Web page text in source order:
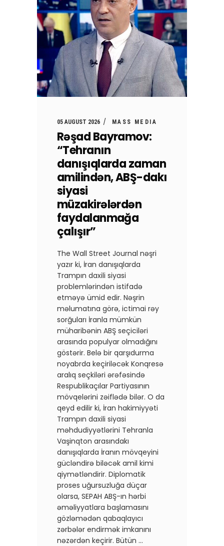
05 AUGUST 2026 MASS MEDIA
Rəşad Bayramov:
“Tehranın
danışıqlarda zaman
amilindən, ABŞ-dakı
siyasi
müzakirələrdən
faydalanmağa
çalışır”
The Wall Street Journal nəşri
yazır ki, İran danışıqlarda
Trampın daxili siyasi
problemlərindən istifadə
etməyə ümid edir. Nəşrin
məlumatına görə, ictimai rəy
sorğuları İranla mümkün
müharibənin ABŞ seçiciləri
arasında populyar olmadığını
göstərir. Belə bir qarşıdurma
noyabrda keçiriləcək Konqresə
aralıq seçkiləri ərəfəsində
Respublikaçılar Partiyasının
mövqelərini zəiflədə bilər. O da
qeyd edilir ki, İran hakimiyyəti
Trampın daxili siyasi
məhdudiyyətlərini Tehranla
Vaşinqton arasındakı
danışıqlarda İranın mövqeyini
gücləndirə biləcək amil kimi
qiymətləndirir. Diplomatik
proses uğursuzluğa düçar
olarsa, SEPAH ABŞ-ın hərbi
əməliyyatlara başlamasını
gözləmədən qabaqlayıcı
zərbələr endirmək imkanını
nəzərdən keçirir. Bütün